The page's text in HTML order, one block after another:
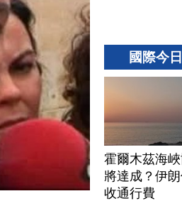
國際今
霍爾木茲海
將達成？伊
收通行費